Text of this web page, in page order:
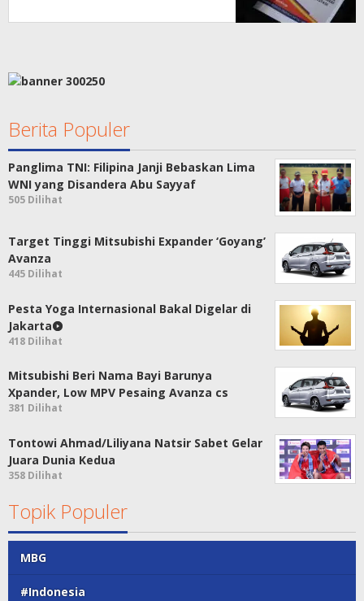
Berita Populer
Panglima TNI: Filipina Janji Bebaskan Lima
WNI yang Disandera Abu Sayyaf
505 Dilihat
Target Tinggi Mitsubishi Expander ‘Goyang’
Avanza
445 Dilihat
Pesta Yoga Internasional Bakal Digelar di
Jakarta
418 Dilihat
Mitsubishi Beri Nama Bayi Barunya
Xpander, Low MPV Pesaing Avanza cs
381 Dilihat
Tontowi Ahmad/Liliyana Natsir Sabet Gelar
Juara Dunia Kedua
358 Dilihat
Topik Populer
MBG
#Indonesia